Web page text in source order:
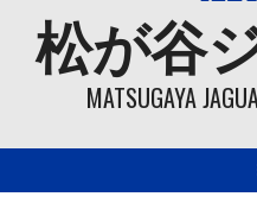
松が谷
MATSUGAYA